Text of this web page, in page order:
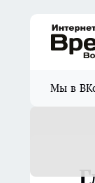
Мы в